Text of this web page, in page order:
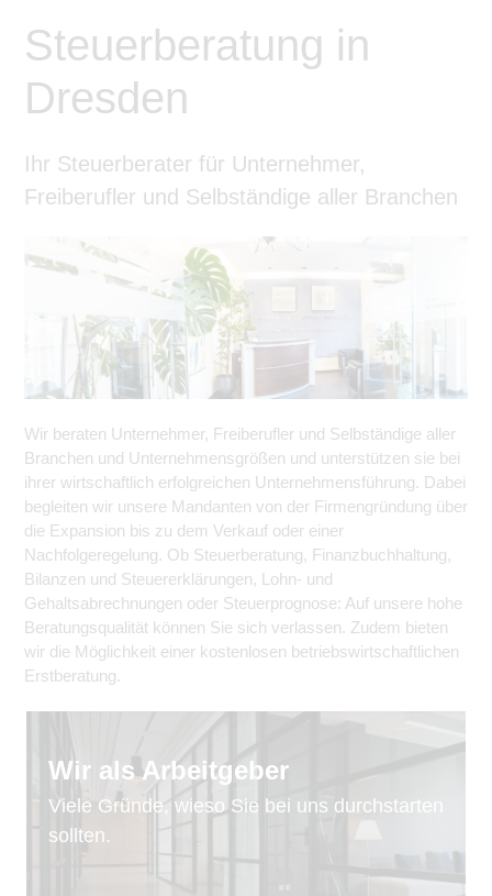
Steuerberatung in
Dresden
Ihr Steuerberater für Unternehmer,
Freiberufler und Selbständige aller Branchen
Wir beraten Unternehmer, Freiberufler und Selbständige aller
Branchen und Unternehmensgrößen und unterstützen sie bei
ihrer wirtschaftlich erfolgreichen Unternehmensführung. Dabei
begleiten wir unsere Mandanten von der Firmengründung über
die Expansion bis zu dem Verkauf oder einer
Nachfolgeregelung. Ob Steuerberatung, Finanzbuchhaltung,
Bilanzen und Steuererklärungen, Lohn- und
Gehaltsabrechnungen oder Steuerprognose: Auf unsere hohe
Beratungsqualität können Sie sich verlassen. Zudem bieten
wir die Möglichkeit einer kostenlosen betriebswirtschaftlichen
Erstberatung.
Wir als Arbeitgeber
Viele Gründe, wieso Sie bei uns durchstarten
sollten.